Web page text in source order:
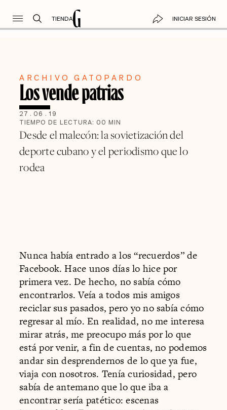
TIENDA INICIAR SESIÓN
ARCHIVO GATOPARDO
Los vende patrias
27 . 06 . 19
TIEMPO DE LECTURA: 00 MIN
Desde el malecón: la sovietización del
deporte cubano y el periodismo que lo
rodea
Nunca había entrado a los “recuerdos” de
Facebook. Hace unos días lo hice por
primera vez. De hecho, no sabía cómo
encontrarlos. Veía a todos mis amigos
reciclar sus pasados, pero yo no sabía cómo
regresar al mío. En realidad, no me interesa
mirar atrás, me preocupo más por lo que
está por venir, a fin de cuentas, no podemos
andar sin desprendernos de lo que ya fue,
viaja con nosotros. Tenía curiosidad, pero
sabía de antemano que lo que iba a
encontrar sería patético: escenas